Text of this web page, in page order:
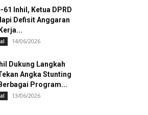
61 Inhil, Ketua DPRD
Defisit Anggaran
14/06/2026
Dukung Langkah
Angka Stunting
Program...
13/06/2026